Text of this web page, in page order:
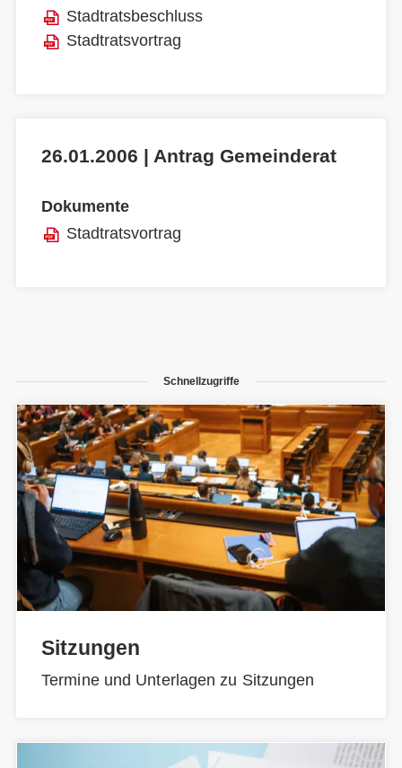
Stadtratsbeschluss
Stadtratsvortrag
26.01.2006 | Antrag Gemeinderat
Dokumente
Stadtratsvortrag
Schnellzugriffe
Sitzungen
Termine und Unterlagen zu Sitzungen